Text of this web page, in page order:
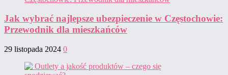
Jak wybrać najlepsze ubezpieczenie w Częstochowie:
Przewodnik dla mieszkańców
29 listopada 2024 0